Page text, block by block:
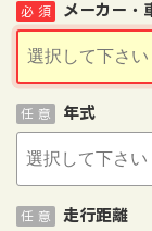
メーカー・
必 須
年式
任 意
走行距離
任 意